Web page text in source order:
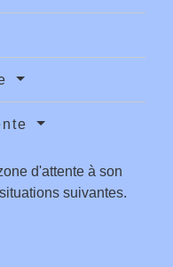
d'attente à son
suivantes.